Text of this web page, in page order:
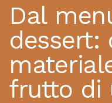
Dal
dessert:
frutto di